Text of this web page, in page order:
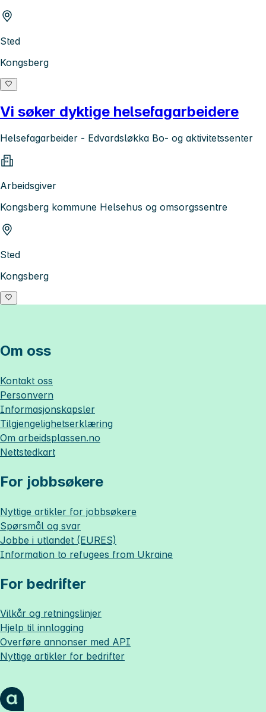
Sted
Kongsberg
Vi søker dyktige helsefagarbeidere
Helsefagarbeider - Edvardsløkka Bo- og aktivitetssenter
Arbeidsgiver
Kongsberg kommune Helsehus og omsorgssentre
Sted
Kongsberg
Om oss
Kontakt oss
Personvern
Informasjonskapsler
Tilgjengelighetserklæring
Om arbeidsplassen.no
Nettstedkart
For jobbsøkere
Nyttige artikler for jobbsøkere
Spørsmål og svar
Jobbe i utlandet (EURES)
Information to refugees from Ukraine
For bedrifter
Vilkår og retningslinjer
Hjelp til innlogging
Overføre annonser med API
Nyttige artikler for bedrifter